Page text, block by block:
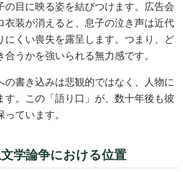
の目に映る姿を結びつけます。広告会
衣装が消えると、息子の泣き声は近代
にくい喪失を露呈します。つまり、ど
うかを強いられる無力感です。
の書き込みは悲観的ではなく、人物に
す。この「語り口」が、数十年後も彼
ています。
学論争における位置